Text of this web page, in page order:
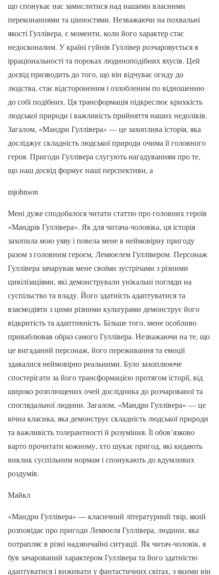
що спонукає нас замислитися над нашими власними
переконаннями та цінностями. Незважаючи на похвальні
якості Гуллівера, є моменти, коли його характер стає
недосконалим. У країні гуйнів Гуллівер розчаровується в
ірраціональності та пороках людиноподібних яхусів. Цей
досвід призводить до того, що він відчуває огиду до
людства, стає відстороненим і озлобленим по відношенню
до собі подібних. Ця трансформація підкреслює крихкість
людської природи і важливість прийняття наших недоліків.
Загалом, «Мандри Гуллівера» — це захоплива історія, яка
досліджує складність людської природи очима її головного
героя. Пригоди Гуллівера слугують нагадуванням про те,
що наш досвід формує наші перспективи, а
mjohnson
Мені дуже сподобалося читати статтю про головних героїв
«Мандрів Гуллівера». Як для читача-чоловіка, ця історія
захопила мою уяву і повела мене в неймовірну пригоду
разом з головним героєм, Лемюелем Гуллівером. Персонаж
Гуллівера зачарував мене своїми зустрічами з різними
цивілізаціями, які демонстрували унікальні погляди на
суспільство та владу. Його здатність адаптуватися та
взаємодіяти з цими різними культурами демонструє його
відкритість та адаптивність. Більше того, мене особливо
приваблював образ самого Гуллівера. Незважаючи на те, що
це вигаданий персонаж, його переживання та емоції
здавалися неймовірно реальними. Було захоплююче
спостерігати за його трансформацією протягом історії, від
широко розплющених очей дослідника до розчарованої та
споглядальної людини. Загалом, «Мандри Гуллівера» — це
вічна класика, яка демонструє складність людської природи
та важливість толерантності й розуміння. Її обов’язково
варто прочитати кожному, хто шукає пригод, які кидають
виклик суспільним нормам і спонукають до вдумливих
роздумів.
Майкл
«Мандри Гуллівера» — класичний літературний твір, який
розповідає про пригоди Лемюеля Гуллівера, людини, яка
потрапляє в різні надзвичайні ситуації. Як читач-чоловік, я
був зачарований характером Гуллівера та його здатністю
адаптуватися і виживати у фантастичних світах, з якими він